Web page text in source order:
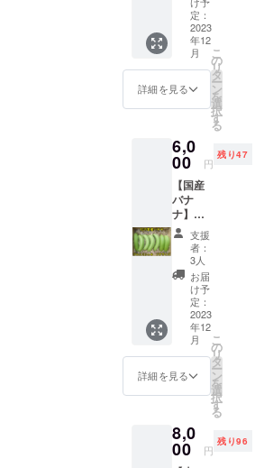
リアルタイ
ムで開墾、
定植を発信
していく予
定です。
を持ち新規
就農を初め
て5年目にな
ります、今
年結果を出
せなければ
資金的に来
年は廃業す
るかもしれ
ません…去
年は収穫前
にバナナは
台風による
被害に逢
は基腐れ病
により収入
いう聖
人の方
向け
イズお
試し
用】＆
幸運の
猫ちゃ
んの写
真付き
お礼の
#大き
さ：２
S(50g~
80g)ご
家庭で
焼き芋
にする
のに最
適なコ
ロコロ
サイズ
です 、
小さな
お子さ
んが食
べやす
く火の
に焼き
芋が楽
しめる
定：
2023
年12
月
詳細を見る
こ
の
リ
タ
ー
ン
を
選
択
す
る
6,0
00 円
残り47
【国産
バナ
ナ】グ
ロスミ
シェル
1kg【プ
チサイ
ズ】＆
幸運の
猫ちゃ
んの写
真付き
お礼の
メール
重量：
1kg サ
100g程
度のプ
チバナ
支援
者：
3人
お届
け予
定：
2023
年12
月
詳細を見る
こ
の
リ
タ
ー
ン
を
選
択
す
る
8,0
00 円
残り96